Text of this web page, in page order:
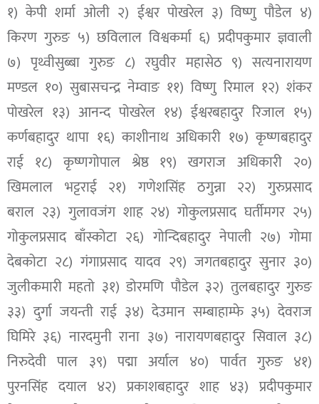
१) केपी शर्मा ओली २) ईश्वर पोखरेल ३) विष्णु पौडेल ४)
किरण गुरुङ ५) छविलाल विश्वकर्मा ६) प्रदीपकुमार ज्ञवाली
७) पृथ्वीसुब्बा गुरुङ ८) रघुवीर महासेठ ९) सत्यनारायण
मण्डल १०) सुबासचन्द्र नेम्वाङ ११) विष्णु रिमाल १२) शंकर
पोखरेल १३) आनन्द पोखरेल १४) ईश्वरबहादुर रिजाल १५)
कर्णबहादुर थापा १६) काशीनाथ अधिकारी १७) कृष्णबहादुर
राई १८) कृष्णगोपाल श्रेष्ठ १९) खगराज अधिकारी २०)
खिमलाल भट्टराई २१) गणेशसिंह ठगुन्ना २२) गुरुप्रसाद
बराल २३) गुलावजंग शाह २४) गोकुलप्रसाद घर्तीमगर २५)
गोकुलप्रसाद बाँस्कोटा २६) गोन्दिबहादुर नेपाली २७) गोमा
देबकोटा २८) गंगाप्रसाद यादव २९) जगतबहादुर सुनार ३०)
जुलीकमारी महतो ३१) डोरमणि पौडेल ३२) तुलबहादुर गुरुङ
३३) दुर्गा जयन्ती राई ३४) देउमान सम्बाहाम्फे ३५) देवराज
घिमिरे ३६) नारदमुनी राना ३७) नारायणबहादुर सिवाल ३८)
निरुदेवी पाल ३९) पद्मा अर्याल ४०) पार्वत गुरुङ ४१)
पुरनसिंह दयाल ४२) प्रकाशबहादुर शाह ४३) प्रदीपकुमार